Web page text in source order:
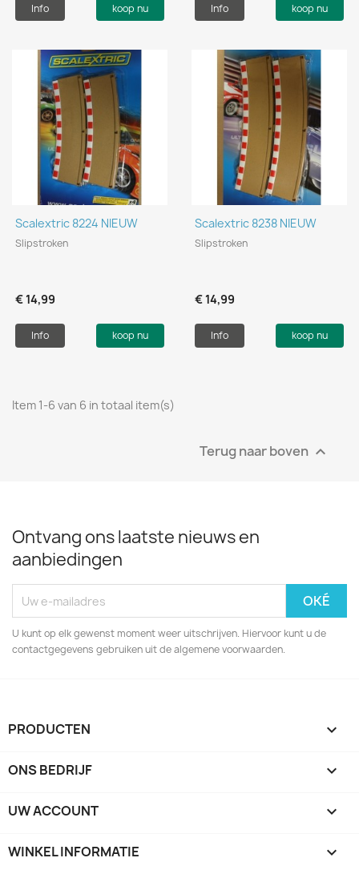
Info koop nu Info koop nu
Scalextric 8224 NIEUW
Slipstroken
€ 14,99
Info koop nu
Scalextric 8238 NIEUW
Slipstroken
€ 14,99
Info koop nu
Item 1-6 van 6 in totaal item(s)
Terug naar boven 
Ontvang ons laatste nieuws en
aanbiedingen
U kunt op elk gewenst moment weer uitschrijven. Hiervoor kunt u de
contactgegevens gebruiken uit de algemene voorwaarden.
PRODUCTEN 
ONS BEDRIJF 
UW ACCOUNT 
WINKEL INFORMATIE keyboard_arrow_down